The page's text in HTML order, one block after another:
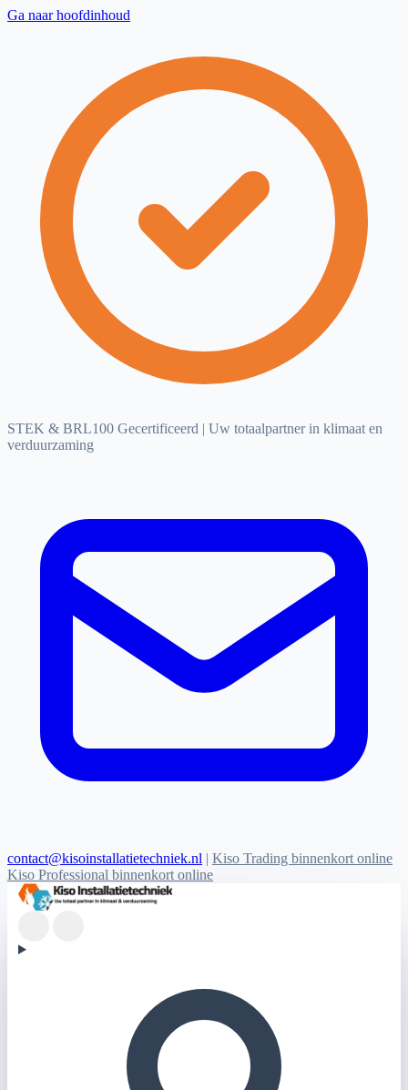
Ga naar hoofdinhoud
STEK & BRL100 Gecertificeerd | Uw totaalpartner in klimaat en
verduurzaming
contact@kisoinstallatietechniek.nl | Kiso Trading binnenkort online
Kiso Professional binnenkort online